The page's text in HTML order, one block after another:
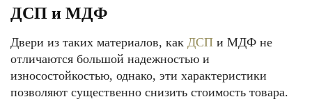
ДСП и МДФ
Двери из таких материалов, как ДСП и МДФ не
отличаются большой надежностью и
износостойкостью, однако, эти характеристики
позволяют существенно снизить стоимость товара.